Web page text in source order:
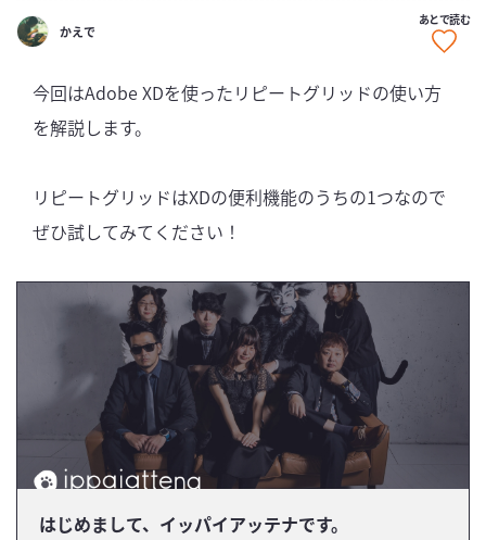
かえで
あとで読む
今回はAdobe XDを使ったリピートグリッドの使い方
を解説します。
リピートグリッドはXDの便利機能のうちの1つなので
ぜひ試してみてください！
はじめまして、イッパイアッテナです。